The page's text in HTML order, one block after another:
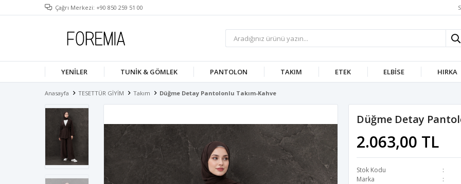
Çağrı Merkezi: +90 850 259 51 00
YENILER TUNIK & GÖMLEK PANTOLON TAKIM ETEK ELBISE HIRKA
Anasayfa TESETTÜR GİYİM Takım Düğme Detay Pantolonlu Takım-Kahve
Düğme Detay
2.063,00 TL
Stok Kodu
Marka